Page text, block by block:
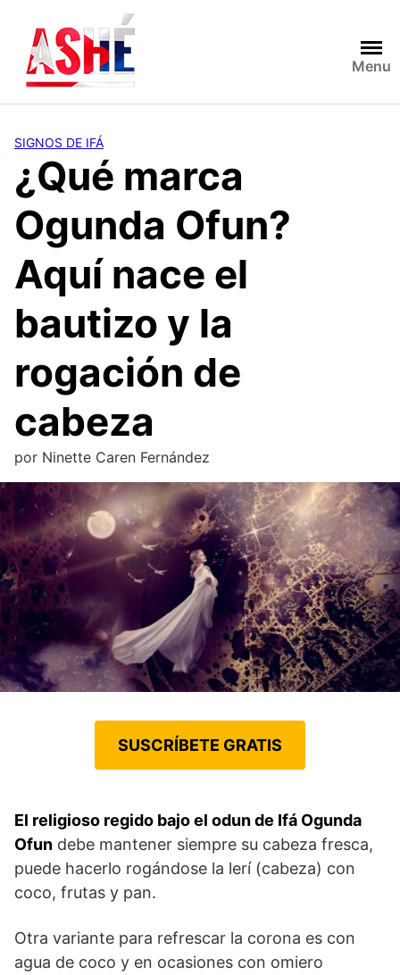
contenido
Menu
SIGNOS DE IFÁ
¿Qué marca
Ogunda Ofun?
Aquí nace el
bautizo y la
rogación de
cabeza
por Ninette Caren Fernández
SUSCRÍBETE GRATIS
El religioso regido bajo el odun de Ifá Ogunda
Ofun debe mantener siempre su cabeza fresca,
puede hacerlo rogándose la lerí (cabeza) con
coco, frutas y pan.
Otra variante para refrescar la corona es con
agua de coco y en ocasiones con omiero